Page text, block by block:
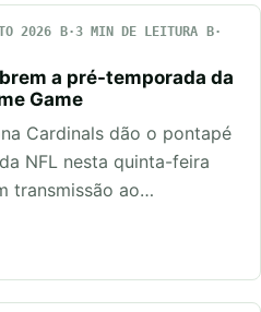
2026
3 MIN DE LEITURA
a pré-temporada da
Game
Cardinals dão o pontapé
NFL nesta quinta-feira
transmissão ao…